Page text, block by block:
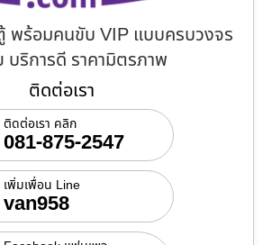
พร้อมคนขับ VIP แบบครบวงจร
บริการดี ราคามิตรภาพ
ติดต่อเรา
ติดต่อเรา คลิก
081-875-2547
เพิ่มเพื่อน Line
van958